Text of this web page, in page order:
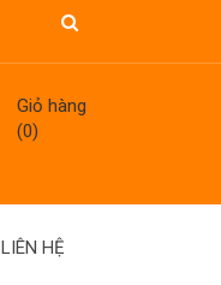
Giỏ hàng
(0)
LIÊN HỆ